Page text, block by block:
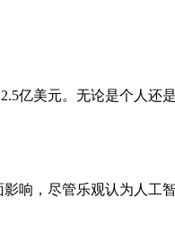
亿美元。无论是个人还
响，尽管乐观认为人工